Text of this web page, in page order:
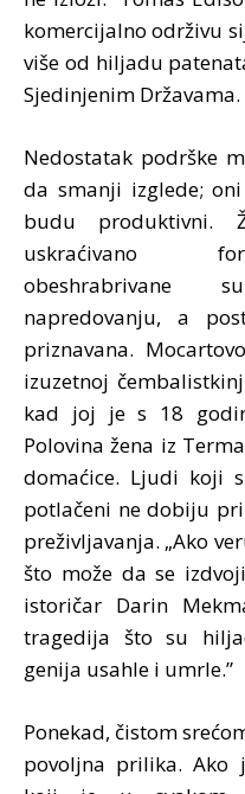
komercijalno održivu
više od hiljadu
Sjedinjenim Državama.
Nedostatak podrške
da smanji izglede;
budu produktivni.
uskraćivano
obeshrabrivane
napredovanju, a
priznavana.
izuzetnoj
kad joj je s 18
Polovina žena iz
domaćice. Ljudi koji
potlačeni ne dobiju
preživljavanja. „Ako
što može da se
istoričar Darin
tragedija što su
genija usahle i umrle.”
Ponekad, čistom
povoljna prilika. Ako